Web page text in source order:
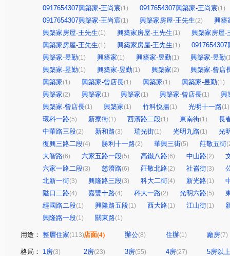
0917654307興築家-王尚宸(1) 0917654307興築家-王尚宸(1)
0917654307興築家-王尚宸(1) 興築家房屋-王先生(2)
興築
興築家房屋-王先生(1) 興築家房屋-王先生(1)
興築家房屋-
興築家房屋-王先生(1) 興築家房屋-王先生(1)
0917654307
興築家-昱勤(1) 興築家(1) 興築家-昱勤(1) 興築家-昱勤
興築家-昱勤(1) 興築家-昱勤(1) 興築家(2)
興築家-曾店
興築家(1) 興築家-曾店長(1) 興築家(1) 興築家-昱勤(1)
興築家(2) 興築家(1) 興築家(1) 興築家-曾店長(1)
興
興築家-曾店長(1) 興築家(1) 竹科悦揚(1) 光明十一路(1)
環科一路(5) 新寮街(1) 西濱路二段(1) 東南街(1)
長
中華路三段(2) 新和路(3) 瑞光街(1) 光明九路(1)
光
復興三路二段(4) 勝利十一路(2) 華興三街(5) 莊敬五街
大智路(6) 六家五路一段(5) 高鐵八路(6) 中山路(2)
六家一路二段(3) 慈濟路(6) 莊敬北路(2) 社崙街(3)
北新一街(3) 興隆路三段(3) 科大二街(4) 新光路(1)
隘口二路(4) 嘉豐十路(4) 科大一路(2) 光明六路(5)
經國路二段(1) 興隆路五段(1) 西大路(1) 江山街(1)
興隆路一段(1) 關東路(1)
用途： 整層住家(113)店面(4) 辦公(8) 住辦(1) 廠房(7)
格局： 1房(3) 2房(23) 3房(55) 4房(27) 5房以上